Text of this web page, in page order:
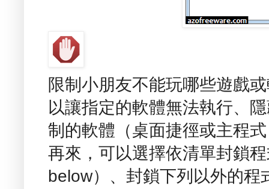
限制小朋友不能玩哪些遊戲
以讓指定的軟體無法執行、
制的軟體（桌面捷徑或主程
再來，可以選擇依清單封鎖
below）、封鎖下列以外的